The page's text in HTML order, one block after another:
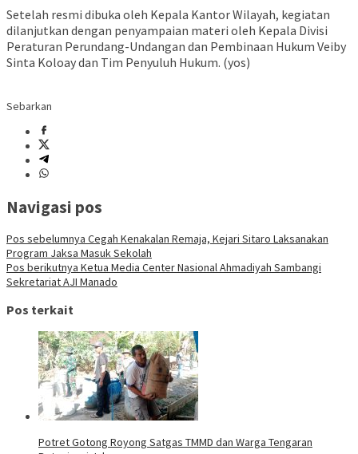
Setelah resmi dibuka oleh Kepala Kantor Wilayah, kegiatan
dilanjutkan dengan penyampaian materi oleh Kepala Divisi
Peraturan Perundang-Undangan dan Pembinaan Hukum Veiby
Sinta Koloay dan Tim Penyuluh Hukum. (yos)
Sebarkan
Navigasi pos
Pos sebelumnya Cegah Kenakalan Remaja, Kejari Sitaro Laksanakan
Program Jaksa Masuk Sekolah
Pos berikutnya Ketua Media Center Nasional Ahmadiyah Sambangi
Sekretariat AJI Manado
Pos terkait
Potret Gotong Royong Satgas TMMD dan Warga Tengaran